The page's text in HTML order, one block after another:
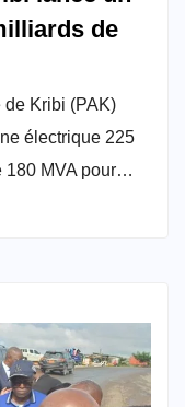
de
de Kribi (PAK)
électrique 225
180 MVA pour…